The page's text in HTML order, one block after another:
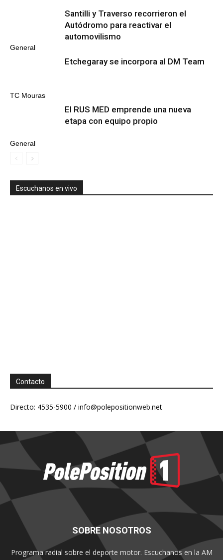
General
Santilli y Traverso recorrieron el
Autódromo para reactivar el
automovilismo
TC Mouras
Etchegaray se incorpora al DM Team
General
El RUS MED emprende una nueva
etapa con equipo propio
Escuchanos en vivo
Contacto
Directo: 4535-5900 / info@polepositionweb.net
SOBRE NOSOTROS
Programa radial sobre el deporte motor. Escuchanos en la AM